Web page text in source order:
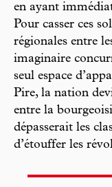
en ayant
Pour casser ces
régionales entre
imaginaire
seul espace
Pire, la nation
entre la
dépasserait les
d’étouffer les